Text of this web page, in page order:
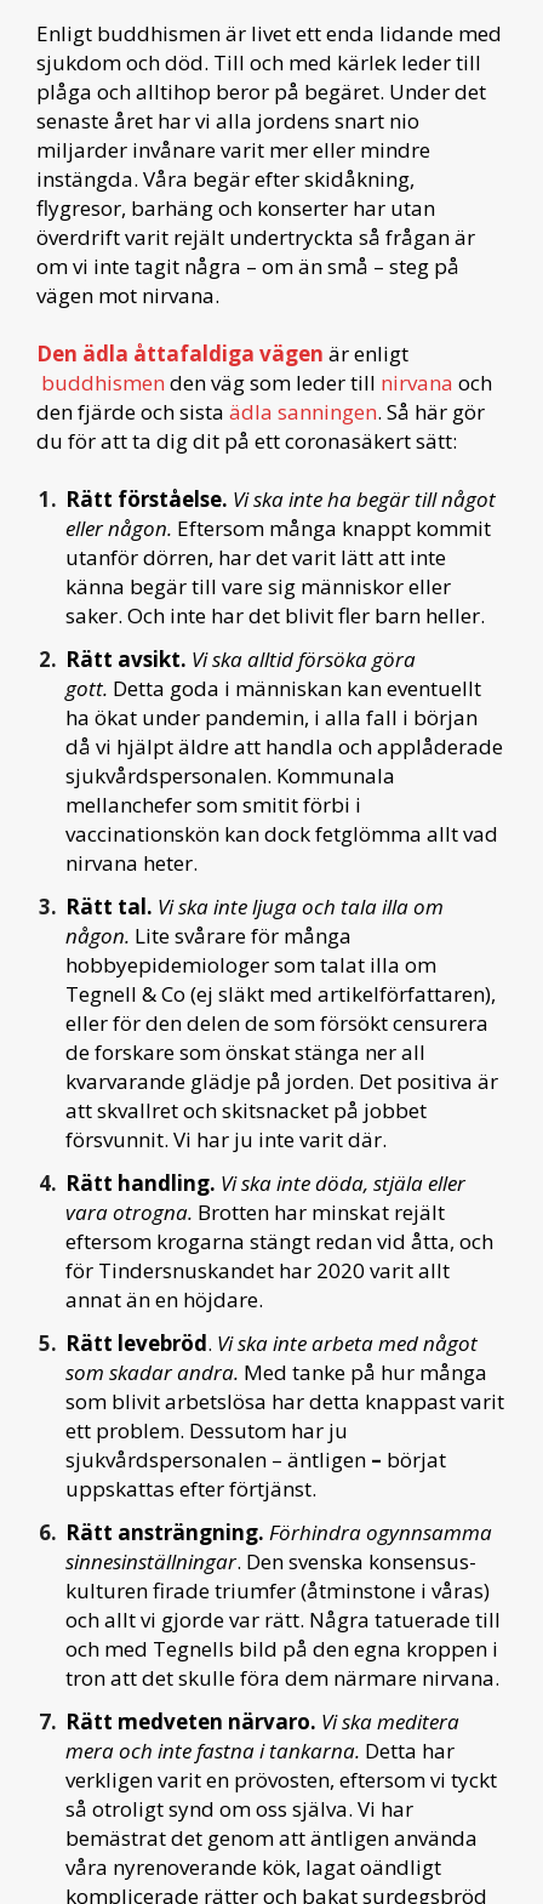
Enligt buddhismen är livet ett enda lidande med
sjukdom och död. Till och med kärlek leder till
plåga och alltihop beror på begäret. Under det
senaste året har vi alla jordens snart nio
miljarder invånare varit mer eller mindre
instängda. Våra begär efter skidåkning,
flygresor, barhäng och konserter har utan
överdrift varit rejält undertryckta så frågan är
om vi inte tagit några – om än små – steg på
vägen mot nirvana.
Den ädla åttafaldiga vägen är enligt
buddhismen den väg som leder till nirvana och
den fjärde och sista ädla sanningen. Så här gör
du för att ta dig dit på ett coronasäkert sätt:
Rätt förståelse. Vi ska inte ha begär till något
eller någon. Eftersom många knappt kommit
utanför dörren, har det varit lätt att inte
känna begär till vare sig människor eller
saker. Och inte har det blivit fler barn heller.
Rätt avsikt. Vi ska alltid försöka göra
gott. Detta goda i människan kan eventuellt
ha ökat under pandemin, i alla fall i början
då vi hjälpt äldre att handla och applåderade
sjukvårdspersonalen. Kommunala
mellanchefer som smitit förbi i
vaccinationskön kan dock fetglömma allt vad
nirvana heter.
Rätt tal. Vi ska inte ljuga och tala illa om
någon. Lite svårare för många
hobbyepidemiologer som talat illa om
Tegnell & Co (ej släkt med artikelförfattaren),
eller för den delen de som försökt censurera
de forskare som önskat stänga ner all
kvarvarande glädje på jorden. Det positiva är
att skvallret och skitsnacket på jobbet
försvunnit. Vi har ju inte varit där.
Rätt handling. Vi ska inte döda, stjäla eller
vara otrogna. Brotten har minskat rejält
eftersom krogarna stängt redan vid åtta, och
för Tindersnuskandet har 2020 varit allt
annat än en höjdare.
Rätt levebröd. Viska inte arbeta med något
som skadar andra. Med tanke på hur många
som blivit arbetslösa har detta knappast varit
ett problem. Dessutom har ju
sjukvårdspersonalen – äntligen – börjat
uppskattas efter förtjänst.
Rätt ansträngning. Förhindra ogynnsamma
sinnesinställningar. Den svenska konsensus-
kulturen firade triumfer (åtminstone i våras)
och allt vi gjorde var rätt. Några tatuerade till
och med Tegnells bild på den egna kroppen i
tron att det skulle föra dem närmare nirvana.
Rätt medveten närvaro. Vi ska meditera
mera och inte fastna i tankarna. Detta har
verkligen varit en prövosten, eftersom vi tyckt
så otroligt synd om oss själva. Vi har
bemästrat det genom att äntligen använda
våra nyrenoverande kök, lagat oändligt
komplicerade rätter och bakat surdegsbröd